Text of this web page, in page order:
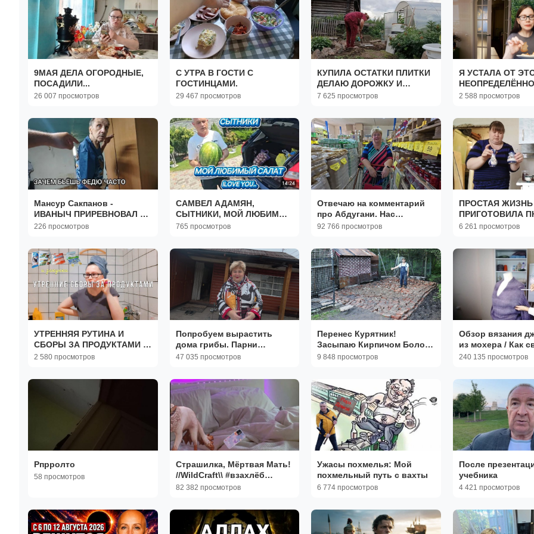
9МАЯ ДЕЛА ОГОРОДНЫЕ,
ПОСАДИЛИ...
26 007 просмотров
С УТРА В ГОСТИ С
ГОСТИНЦАМИ.
29 467 просмотров
КУПИЛА ОСТАТКИ ПЛИТКИ
ДЕЛАЮ ДОРОЖКУ И
НОВУЮ КЛУМБУ.
7 625 просмотров
Я УСТАЛА ОТ
2 588 просмотров
Мансур Сакпанов -
ИВАНЫЧ ПРИРЕВНОВАЛ К
ПОСЫЛКЕ ФЕДЯГАЛИ 😬 Я
226 просмотров
САМВЕЛ АДАМЯН,
СЫТНИКИ, МОЙ ЛЮБИМЫЙ
САЛАТ I LOVE YOU..
765 просмотров
Отвечаю на комментарий
про Абдугани. Нас
затопило на даче. Покупки
92 766 просмотров
ПРОСТАЯ ЖИЗНЬ
ПРИГОТОВИЛА
ГУЛЯШОМ//
6 261 просмотров
УТРЕННЯЯ РУТИНА И
СБОРЫ ЗА ПРОДУКТАМИ 🥒
🍅
2 580 просмотров
Попробуем вырастить
дома грибы. Парни
переносят дрова на новое
47 035 просмотров
Перенес Курятник!
Засыпаю Кирпичом Болото
под Плиту!
9 848 просмотров
Обзор вязания
из мохера / Как
красивый
240 135 просмотров
Рпрролто
58 просмотров
Страшилка, Мёртвая Мать!
//WildCraft\\ #взахлёб
#wildcraft
82 382 просмотров
Ужасы похмелья: Мой
похмельный путь с вахты
6 774 просмотров
После
учебника
4 421 просмотров